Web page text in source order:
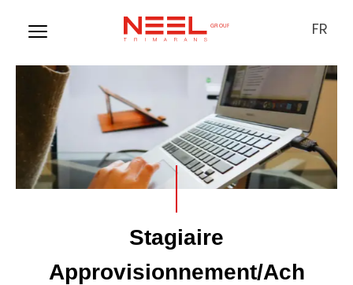
FR
Stagiaire
Approvisionnement/Ach